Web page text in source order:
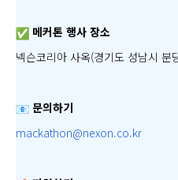
메커톤 행사 장소
넥슨코리아 사옥(경기도 성남시 분
문의하기
mackathon@nexon.co.kr